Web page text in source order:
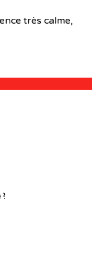
très calme,
?